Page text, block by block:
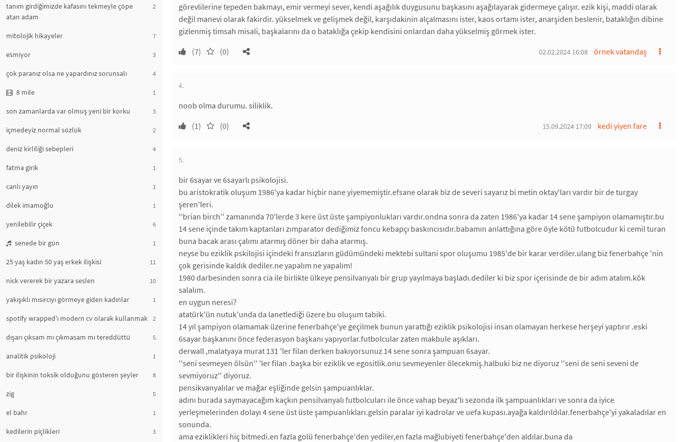
tanım girdiğimizde kafasını tekmeyle çöpe
atan adam
2
mitolojik hikayeler 7
esmiyor 3
çok paranız olsa ne yapardınız sorunsalı 4
8 mile 1
son zamanlarda var olmuş yeni bir korku 3
içmedeyiz normal sözlük 2
deniz kirliliği sebepleri 4
fatma girik 1
canlı yayın 1
dilek imamoğlu 1
yenilebilir çiçek 6
senede bir gün 1
25 yaş kadın 50 yaş erkek ilişkisi 11
nick vererek bir yazara seslen 10
yakışıklı mısırcıyı görmeye giden kadınlar 1
spotify wrapped'ı modern cv olarak kullanmak 2
dışarı çıksam mı çıkmasam mı tereddüttü 5
analitik psikoloji 1
bir ilişkinin toksik olduğunu gösteren şeyler 8
zig 5
el bahr 1
kedilerin piçlikleri 3
görevlilerine tepeden bakmayı, emir vermeyi sever, kendi aşağılık duygusunu başkasını aşağılayarak gidermeye çalışır. ezik kişi, maddi olarak
değil manevi olarak fakirdir. yükselmek ve gelişmek değil, karşıdakinin alçalmasını ister, kaos ortamı ister, anarşiden beslenir, bataklığın dibine
gizlenmiş timsah misali, başkalarını da o bataklığa çekip kendisini onlardan daha yükselmiş görmek ister.
(7)
(0) örnek vatandaş
02.02.2024 16:08
4.
noob olma durumu. siliklik.
(1)
(0) kedi yiyen fare
15.09.2024 17:09
5.
bir 6sayar ve 6sayarlı psikolojisi.
bu aristokratik oluşum 1986'ya kadar hiçbir nane yiyememiştir.efsane olarak biz de severi sayarız bi metin oktay'ları vardır bir de turgay
şeren'leri.
''brian birch'' zamanında 70'lerde 3 kere üst üste şampiyonlukları vardır.ondna sonra da zaten 1986'ya kadar 14 sene şampiyon olamamıştır.bu
14 sene içinde takım kaptanları zımparator dediğimiz foncu kebapçı baskıncısıdır.babamın anlattığına göre öyle kötü futbolcudur ki cemil turan
buna bacak arası çalımı atarmış döner bir daha atarmış.
neyse bu eziklik pskilojisi içindeki fransızların güdümündeki mektebi sultani spor oluşumu 1985'de bir karar verdiler.ulang biz fenerbahçe 'nin
çok gerisinde kaldık dediler.ne yapalım ne yapalım!
1980 darbesinden sonra cia ile birlikte ülkeye pensilvanyalı bir grup yayılmaya başladı.dediler ki biz spor içerisinde de bir adım atalım.kök
salalım.
en uygun neresi?
atatürk'ün nutuk'unda da lanetlediği üzere bu oluşum tabiki.
14 yıl şampiyon olamamak üzerine fenerbahçe'ye geçilmek bunun yarattığı eziklik psikolojisi insan olamayan herkese herşeyi yaptırır .eski
6sayar başkanını önce federasyon başkanı yapıyorlar.futbolcular zaten makbule aşıkları.
derwall ,malatyaya murat 131 'ler filan derken bakıyorsunuz 14 sene sonra şampuan 6sayar.
''seni sevmeyen ölsün'' 'ler filan .başka bir eziklik ve egositlik.onu sevmeyenler ölecekmiş.halbuki biz ne diyoruz ''seni de seni seveni de
sevmiyoruz'' diyoruz.
pensikvanyalılar ve mağar eşliğinde gelsin şampuanlıklar.
adını burada saymayacağım kaçkın pensilvanyalı futbolcuları ile önce vahap beyaz'lı sezonda ilk şampuanlıkları ve sonra da iyice
yerleşmelerinden dolayı 4 sene üst üste şampuanlıkları.gelsin paralar iyi kadrolar ve uefa kupası.ayağa kaldırıldılar.fenerbahçe'yi yakaladılar en
sonunda.
ama eziklikleri hiç bitmedi.en fazla golü fenerbahçe'den yediler,en fazla mağlubiyeti fenerbahçe'den aldılar.buna da